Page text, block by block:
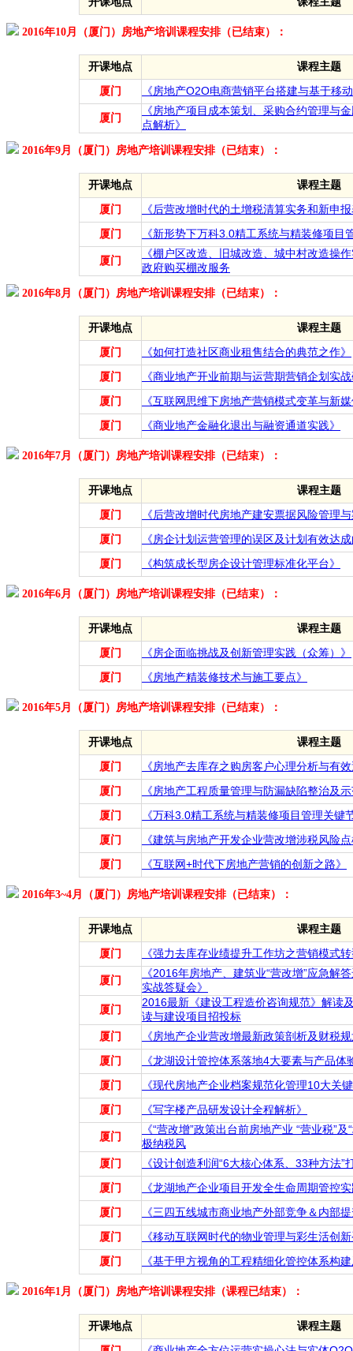
2016年10月（厦门）房地产培训课程安排（已结束）：
开课地点 课程主题
厦门 《房地产O2O电商营销平台搭建与基于移
厦门
《房地产项目成本策划、采购合约管理与
点解析》
2016年9月（厦门）房地产培训课程安排（已结束）：
开课地点 课程主题
厦门
《后营改增时代的土增税清算实务和新申
厦门
《新形势下万科3.0精工系统与精装修项目
厦门
《棚户区改造、旧城改造、城中村改造操
政府购买棚改服务
2016年8月（厦门）房地产培训课程安排（已结束）：
开课地点 课程主题
厦门
《如何打造社区商业租售结合的典范之作》
厦门
《商业地产开业前期与运营期营销企划实
厦门
《互联网思维下房地产营销模式变革与新
厦门
《商业地产金融化退出与融资通道实践》
2016年7月（厦门）房地产培训课程安排（已结束）：
开课地点 课程主题
厦门
《后营改增时代房地产建安票据风险管理
厦门
《房企计划运营管理的误区及计划有效达
厦门
《构筑成长型房企设计管理标准化平台》
2016年6月（厦门）房地产培训课程安排（已结束）：
开课地点 课程主题
厦门
《房企面临挑战及创新管理实践（众筹）》
厦门
《房地产精装修技术与施工要点》
2016年5月（厦门）房地产培训课程安排（已结束）：
开课地点 课程主题
厦门
《房地产去库存之购房客户心理分析与有
厦门
《房地产工程质量管理与防漏缺陷整治及
厦门
《万科3.0精工系统与精装修项目管理关键
厦门
《建筑与房地产开发企业营改增涉税风险
厦门
《互联网+时代下房地产营销的创新之路》
2016年3~4月（厦门）房地产培训课程安排（已结束）：
开课地点 课程主题
厦门 《强力去库存业绩提升工作坊之营销模式
厦门
《2016年房地产、建筑业“营改增”应急解
实战答疑会》
厦门
2016最新《建设工程造价咨询规范》解读
读与建设项目招投标
厦门
《房地产企业营改增最新政策剖析及财税
厦门
《龙湖设计管控体系落地4大要素与产品体
厦门
《现代房地产企业档案规范化管理10大关
厦门
《写字楼产品研发设计全程解析》
厦门
《“营改增”政策出台前房地产业 “营业税”
极纳税风
厦门
《设计创造利润“6大核心体系、33种方法
厦门
《龙湖地产企业项目开发全生命周期管控
厦门
《三四五线城市商业地产外部竞争＆内部
厦门
《移动互联网时代的物业管理与彩生活创
厦门
《基于甲方视角的工程精细化管控体系构
2016年1月（厦门）房地产培训课程安排（课程已结束）：
开课地点 课程主题